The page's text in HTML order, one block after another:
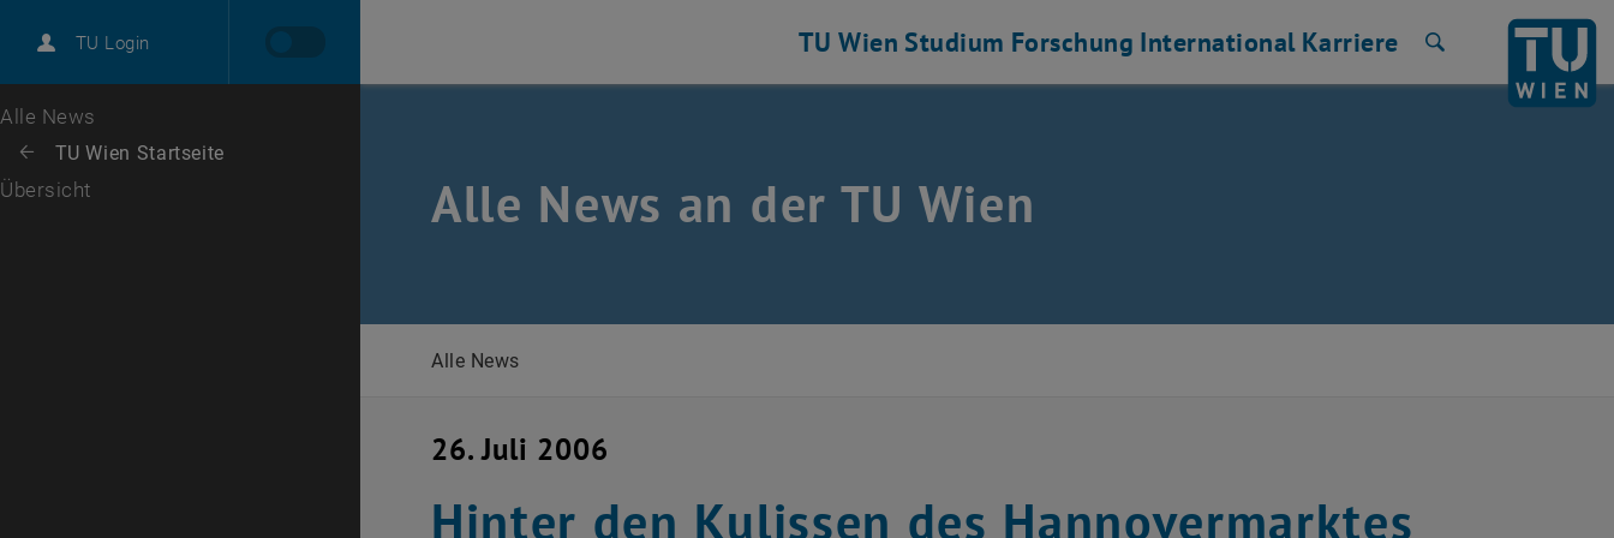
TU Login
Karriere
Zur 1. Menü Ebene
Alle News
Zurück: Subseiten von TU Wien Startseite auflisten
Zurück zur letzten Ebene:
TU Wien Startseite
Übersicht
TU Wien Studium Forschung International Karriere
Alle News an der TU Wien
Alle News
26. Juli 2006
Hinter den Kulissen des Hannovermarktes